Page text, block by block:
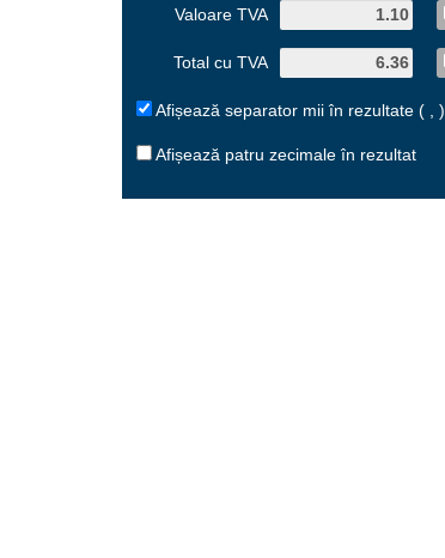
Valoare TVA
Total cu TVA
Afișează separator mii în rezultate ( , )
Afișează patru zecimale în rezultat